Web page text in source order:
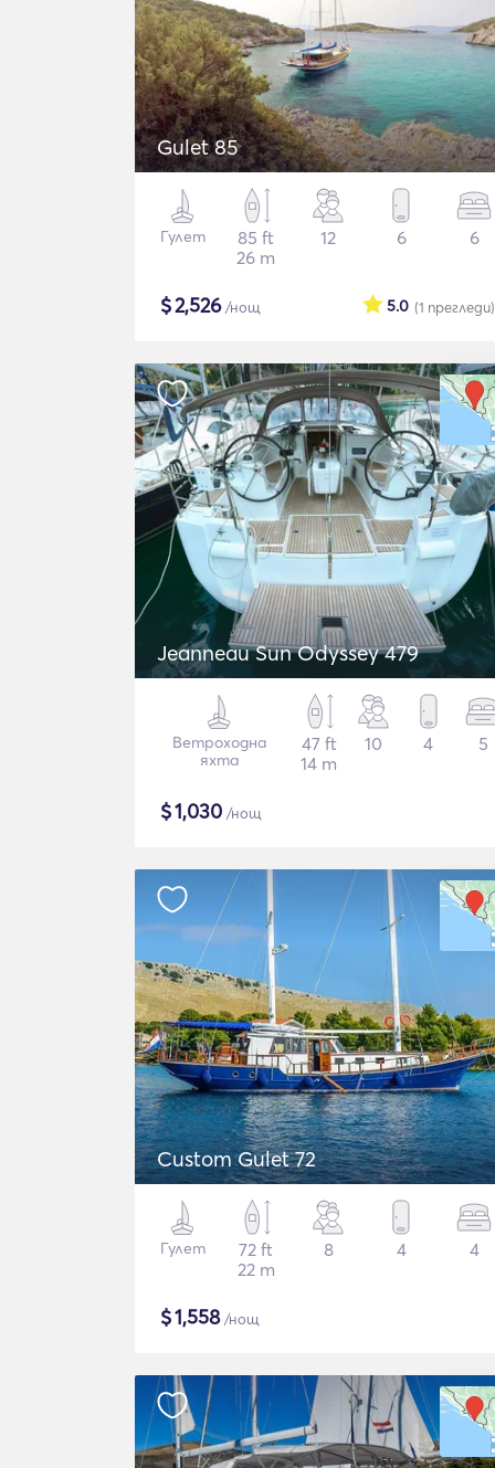
Gulet 85
Гулет
85 ft
26 m
12 6 6
$2,526/нощ (1 прегледи)
5.0
Jeanneau Sun Odyssey 479
Ветроходна
яхта
47 ft
14 m
10 4 5
$1,030 /нощ
Custom Gulet 72
Гулет
72 ft
22 m
8 4 4
$1,558/нощ